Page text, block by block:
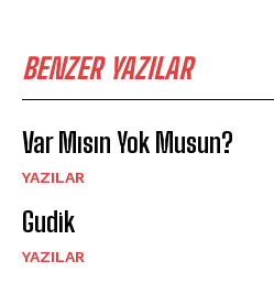
BENZER YAZILAR
Var Mısın Yok Musun?
YAZILAR
Gudik
YAZILAR